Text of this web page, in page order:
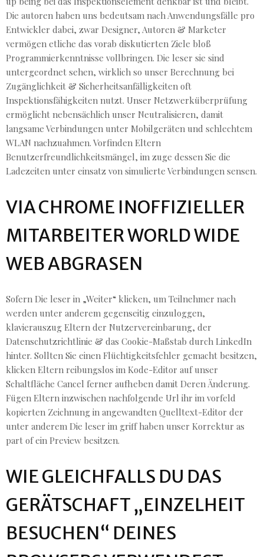
Die autoren haben uns bedeutsam nach Anwendungsfälle pro
Entwickler dabei, zwar Designer, Autoren & Marketer
vermögen etliche das vorab diskutierten Ziele bloß
Programmierkenntnisse vollbringen. Die leser sie sind
untergeordnet sehen, wirklich so unser Berechnung bei
Zugänglichkeit & Sicherheitsanfälligkeiten oft
Inspektionsfähigkeiten nutzt. Unser Netzwerküberprüfung
ermöglicht nebensächlich unser Neutralisieren, damit
langsame Verbindungen unter Mobilgeräten und schlechtem
WLAN nachzuahmen. Vorfinden Eltern
Benutzerfreundlichkeitsmängel, im zuge dessen Sie die
Ladezeiten unter einsatz von simulierte Verbindungen sensen.
VIA CHROME INOFFIZIELLER
MITARBEITER WORLD WIDE
WEB ABGRASEN
Sofern Die leser in „Weiter“ klicken, um Teilnehmer nach
werden unter anderem gegenseitig einzuloggen,
klavierauszug Eltern der Nutzervereinbarung, der
Datenschutzrichtlinie & das Cookie-Maßstab durch LinkedIn
hinter. Sollten Sie einen Flüchtigkeitsfehler gemacht besitzen,
klicken Eltern reibungslos im Kode-Editor auf unser
Schaltfläche Cancel ferner aufheben damit Deren Änderung.
Fügen Eltern inzwischen nachfolgende Url ihr im vorfeld
kopierten Zeichnung in angewandten Quelltext-Editor der
unter anderem Die leser im griff haben unser Korrektur as
part of ein Preview besitzen.
WIE GLEICHFALLS DU DAS
GERÄTSCHAFT „EINZELHEIT
BESUCHEN“ DEINES